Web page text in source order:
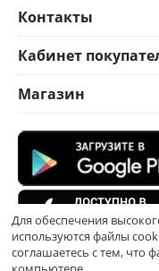
Контакты
Кабинет
Магазин
Для обеспечения
используются файлы
соглашаетесь с тем, что